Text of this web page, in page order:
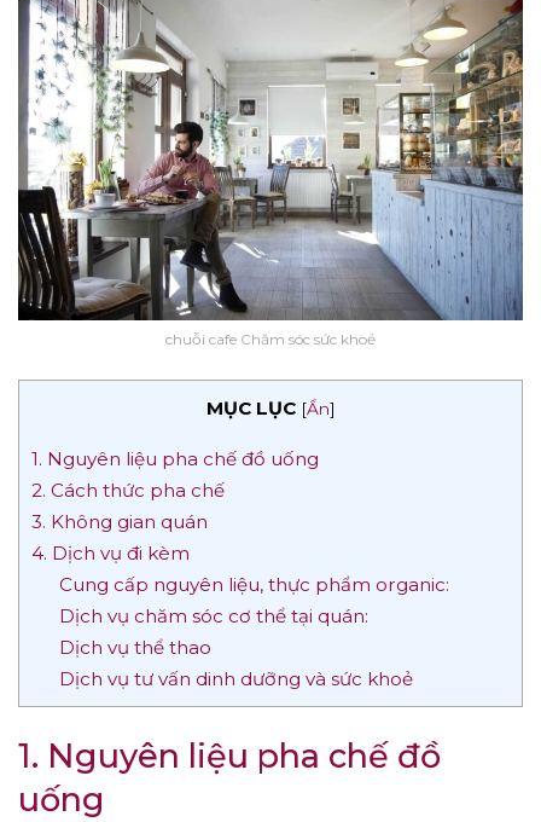
chuỗi cafe Chăm sóc sức khoẻ
MỤC LỤC [Ẩn]
1. Nguyên liệu pha chế đồ uống
2. Cách thức pha chế
3. Không gian quán
4. Dịch vụ đi kèm
Cung cấp nguyên liệu, thực phẩm organic:
Dịch vụ chăm sóc cơ thể tại quán:
Dịch vụ thể thao
Dịch vụ tư vấn dinh dưỡng và sức khoẻ
1. Nguyên liệu pha chế đồ
uống